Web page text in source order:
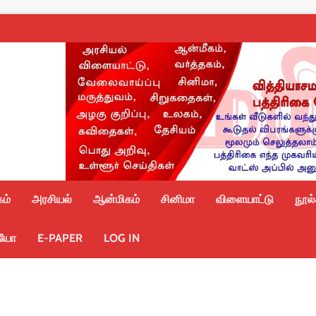
அரசியல் ஆன்மிகம் சினிமா விளையாட்டு
E-PAPER LOG IN